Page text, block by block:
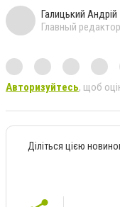
Галицький Андрій
Главный
Авторизуйтесь, щоб
Діліться цією